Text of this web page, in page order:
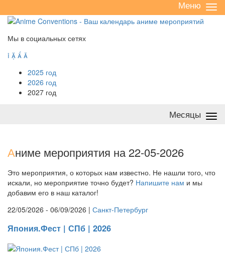
/
Меню
Мы в социальных сетях
   
2025 год
2026 год
2027 год
Месяцы
Аниме мероприятия на 22-05-2026
Это мероприятия, о которых нам известно. Не нашли того, что
искали, но мероприятие точно будет? Напишите нам и мы
добавим его в наш каталог!
22/05/2026 - 06/09/2026 | Санкт-Петербург
Япония.Фест | СПб | 2026